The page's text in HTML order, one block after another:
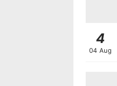
4
04 Aug